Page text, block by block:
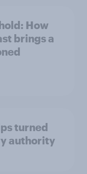
How
brings a
turned
authority